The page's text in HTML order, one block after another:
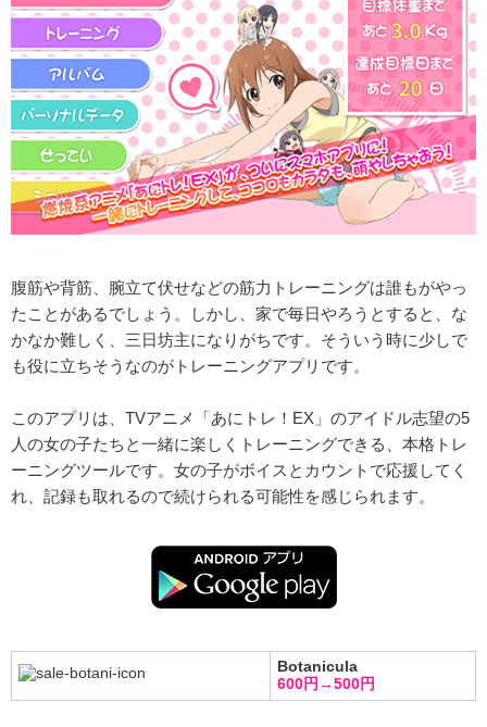
腹筋や背筋、腕立て伏せなどの筋力トレーニングは誰もがやっ
たことがあるでしょう。しかし、家で毎日やろうとすると、な
かなか難しく、三日坊主になりがちです。そういう時に少しで
も役に立ちそうなのがトレーニングアプリです。
このアプリは、TVアニメ「あにトレ！EX」のアイドル志望の5
人の女の子たちと一緒に楽しくトレーニングできる、本格トレ
ーニングツールです。女の子がボイスとカウントで応援してく
れ、記録も取れるので続けられる可能性を感じられます。
Botanicula
600円→500円